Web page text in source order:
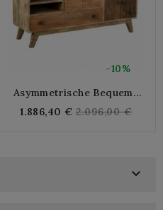
-10%
Asymmetrische Bequeme
Türen | Geschnitzter
1.886,40 € Regular
2.096,00 €
